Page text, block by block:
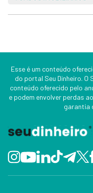
Esse é um conteúdo
do portal Seu Dinheiro. O
conteúdo oferecido pelo
e podem envolver perdas
garantia